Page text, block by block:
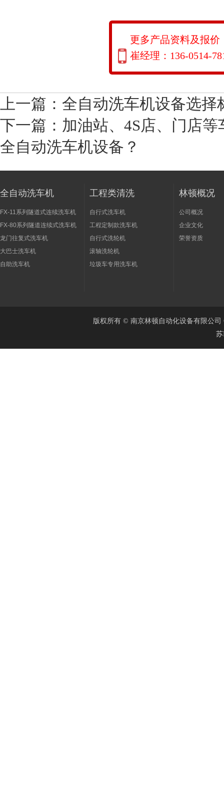
更多产品资料及报价
崔经理：136-0514-
上一篇： 全自动洗车机设备选择
下一篇： 加油站、4S店、门店
全自动洗车机设备？
全自动洗车机
FX-11系列隧道式连续洗车机
FX-80系列隧道连续式洗车机
龙门往复式洗车机
大巴士洗车机
自助洗车机
工程类清洗
自行式洗车机
工程定制款洗车机
自行式洗轮机
滚轴洗轮机
垃圾车专用洗车机
林顿概况
公司概况
企业文化
荣誉资质
版权所有 © 南京林顿自动化设备有限公
苏